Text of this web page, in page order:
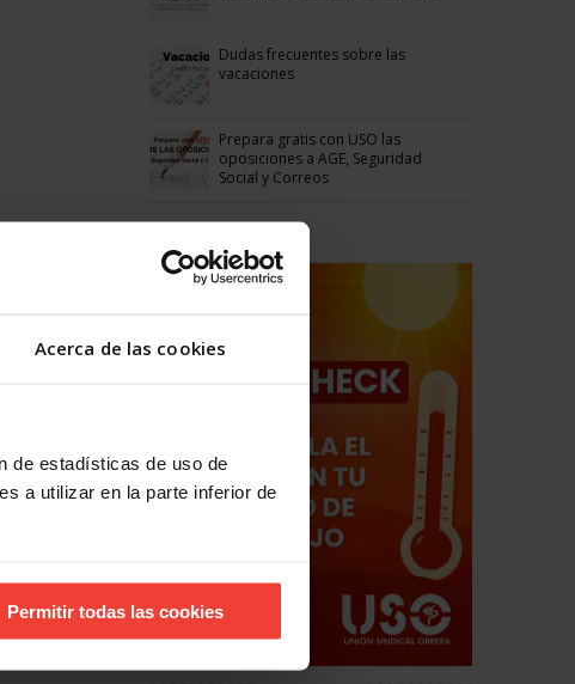
Acerca de las cookies
de estadísticas de uso de
a utilizar en la parte inferior de
Permitir todas las cookies
Dudas frecuentes sobre las
vacaciones
Prepara gratis con USO las
oposiciones a AGE, Seguridad
Social y Correos